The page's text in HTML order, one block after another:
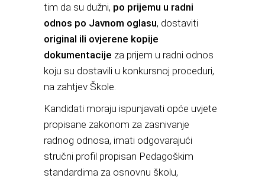
tim da su dužni, po prijemu u radni
odnos po Javnom oglasu, dostaviti
original ili ovjerene kopije
dokumentacije za prijem u radni odnos
koju su dostavili u konkursnoj proceduri,
na zahtjev Škole.
Kandidati moraju ispunjavati opće uvjete
propisane zakonom za zasnivanje
radnog odnosa, imati odgovarajući
stručni profil propisan Pedagoškim
standardima za osnovnu školu,